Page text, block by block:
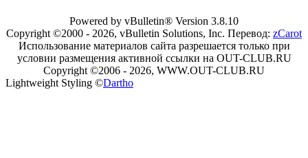
Powered by vBulletin® Version 3.8.10
Copyright ©2000 - 2026, vBulletin Solutions, Inc. Перевод: zCarot
Использование материалов сайта разрешается только при
условии размещения активной ссылки на OUT-CLUB.RU
Copyright ©2006 - 2026, WWW.OUT-CLUB.RU
Lightweight Styling ©Dartho